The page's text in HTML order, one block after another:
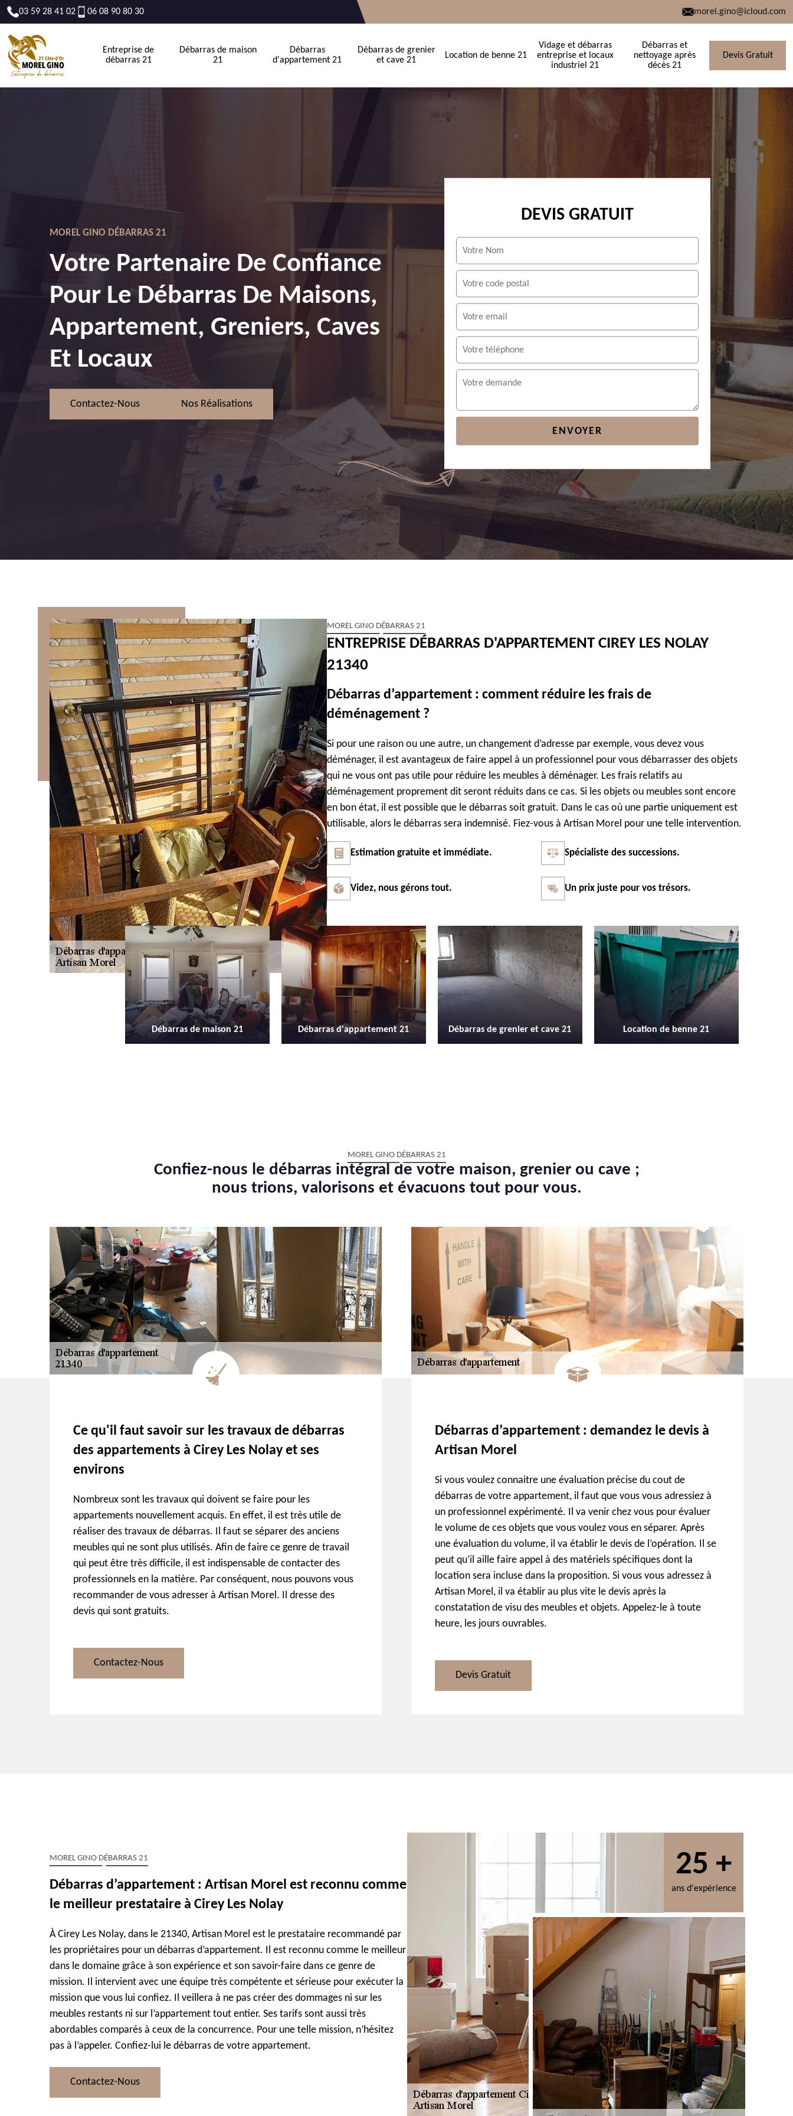
03 59 28 41 02 06 08 90 80 30 morel.gino@icloud.com
Entreprise de
débarras 21
Débarras de maison
21
Débarras
d'appartement 21
Débarras de grenier
et cave 21
Location de benne 21
Vidage et débarras
entreprise et locaux
industriel 21
Débarras et
nettoyage après
décès 21
Devis Gratuit
MOREL GINO DÉBARRAS 21
Votre Partenaire De Confiance
Pour Le Débarras De Maisons,
Appartement, Greniers, Caves
Et Locaux
Contactez-Nous Nos Réalisations
DEVIS GRATUIT
MOREL GINO DÉBARRAS 21
ENTREPRISE DÉBARRAS D'APPARTEMENT CIREY LES NOLAY
21340
Débarras d’appartement : comment réduire les frais de
déménagement ?
Si pour une raison ou une autre, un changement d’adresse par exemple, vous devez vous
déménager, il est avantageux de faire appel à un professionnel pour vous débarrasser des objets
qui ne vous ont pas utile pour réduire les meubles à déménager. Les frais relatifs au
déménagement proprement dit seront réduits dans ce cas. Si les objets ou meubles sont encore
en bon état, il est possible que le débarras soit gratuit. Dans le cas où une partie uniquement est
utilisable, alors le débarras sera indemnisé. Fiez-vous à Artisan Morel pour une telle intervention.
Estimation gratuite et immédiate. Spécialiste des successions.
Videz, nous gérons tout. Un prix juste pour vos trésors.
Débarras d'appartement 21 Débarras de grenier et cave 21 Location de benne 21
Vidage et débarras entreprise et
locaux industriel 21
MOREL GINO DÉBARRAS 21
Confiez-nous le débarras intégral de votre maison, grenier ou cave ;
nous trions, valorisons et évacuons tout pour vous.
Ce qu'il faut savoir sur les travaux de débarras
des appartements à Cirey Les Nolay et ses
environs
Nombreux sont les travaux qui doivent se faire pour les
appartements nouvellement acquis. En effet, il est très utile de
réaliser des travaux de débarras. Il faut se séparer des anciens
meubles qui ne sont plus utilisés. Afin de faire ce genre de travail
qui peut être très difficile, il est indispensable de contacter des
professionnels en la matière. Par conséquent, nous pouvons vous
recommander de vous adresser à Artisan Morel. Il dresse des
devis qui sont gratuits.
Contactez-Nous
Débarras d’appartement : demandez le devis à
Artisan Morel
Si vous voulez connaitre une évaluation précise du cout de
débarras de votre appartement, il faut que vous vous adressiez à
un professionnel expérimenté. Il va venir chez vous pour évaluer
le volume de ces objets que vous voulez vous en séparer. Après
une évaluation du volume, il va établir le devis de l’opération. Il se
peut qu’il aille faire appel à des matériels spécifiques dont la
location sera incluse dans la proposition. Si vous vous adressez à
Artisan Morel, il va établir au plus vite le devis après la
constatation de visu des meubles et objets. Appelez-le à toute
heure, les jours ouvrables.
Devis Gratuit
MOREL GINO DÉBARRAS 21
Débarras d’appartement : Artisan Morel est reconnu comme
le meilleur prestataire à Cirey Les Nolay
À Cirey Les Nolay, dans le 21340, Artisan Morel est le prestataire recommandé par
les propriétaires pour un débarras d’appartement. Il est reconnu comme le meilleur
dans le domaine grâce à son expérience et son savoir-faire dans ce genre de
mission. Il intervient avec une équipe très compétente et sérieuse pour exécuter la
mission que vous lui confiez. Il veillera à ne pas créer des dommages ni sur les
meubles restants ni sur l’appartement tout entier. Ses tarifs sont aussi très
abordables comparés à ceux de la concurrence. Pour une telle mission, n’hésitez
pas à l’appeler. Confiez-lui le débarras de votre appartement.
Contactez-Nous
25 +
ans d'expérience